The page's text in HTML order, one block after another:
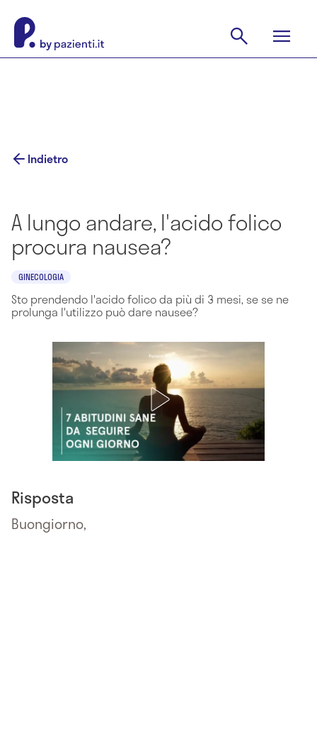
Indietro
A lungo andare, l'acido folico
procura nausea?
GINECOLOGIA
Sto prendendo l'acido folico da più di 3 mesi, se se ne
prolunga l'utilizzo può dare nausee?
Risposta
Buongiorno,